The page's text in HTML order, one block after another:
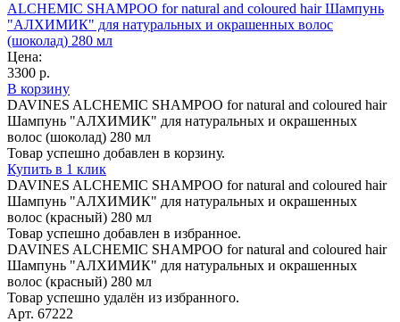
ALCHEMIC SHAMPOO for natural and coloured hair Шампунь
"АЛХИМИК" для натуральных и окрашенных волос
(шоколад) 280 мл
Цена:
3300 р.
В корзину
DAVINES ALCHEMIC SHAMPOO for natural and coloured hair
Шампунь "АЛХИМИК" для натуральных и окрашенных
волос (шоколад) 280 мл
Товар успешно добавлен в корзину.
Купить в 1 клик
DAVINES ALCHEMIC SHAMPOO for natural and coloured hair
Шампунь "АЛХИМИК" для натуральных и окрашенных
волос (красный) 280 мл
Товар успешно добавлен в избранное.
DAVINES ALCHEMIC SHAMPOO for natural and coloured hair
Шампунь "АЛХИМИК" для натуральных и окрашенных
волос (красный) 280 мл
Товар успешно удалён из избранного.
Арт. 67222